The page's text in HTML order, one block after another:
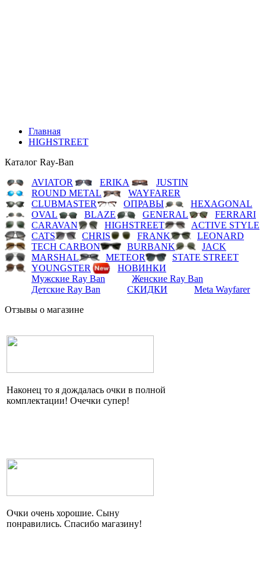
Главная
HIGHSTREET
Каталог Ray-Ban
AVIATOR
ERIKA
JUSTIN
ROUND METAL
WAYFARER
CLUBMASTER
ОПРАВЫ
HEXAGONAL
OVAL
BLAZE GENERAL
FERRARI
CARAVAN
HIGHSTREET
ACTIVE STYLE
CATS
CHRIS FRANK
LEONARD
TECH CARBON
BURBANK
JACK
MARSHAL
METEOR
STATE STREET
YOUNGSTER
НОВИНКИ
Мужские Ray Ban
Женские Ray Ban
Детские Ray Ban
СКИДКИ
Meta Wayfarer
Отзывы о магазине
Наконец то я дождалась очки в полной
комплектации! Очечки супер!
Очки очень хорошие. Сыну
понравились. Спасибо магазину!